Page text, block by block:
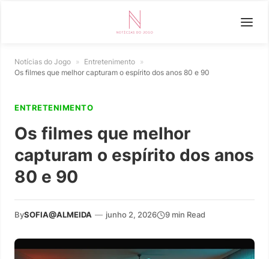
Notícias do Jogo » Entretenimento »
Os filmes que melhor capturam o espírito dos anos 80 e 90
ENTRETENIMENTO
Os filmes que melhor
capturam o espírito dos anos
80 e 90
BySOFIA@ALMEIDA — junho 2, 2026 9 min Read